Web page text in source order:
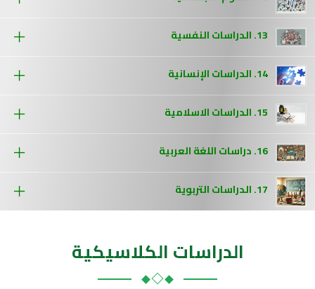
13. الدراسات النفسية
14. الدراسات الإنسانية
15. الدراسات الاسلامية
16. دراسات اللغة العربية
17. الدراسات التربوية
الدراسات الكلاسيكية